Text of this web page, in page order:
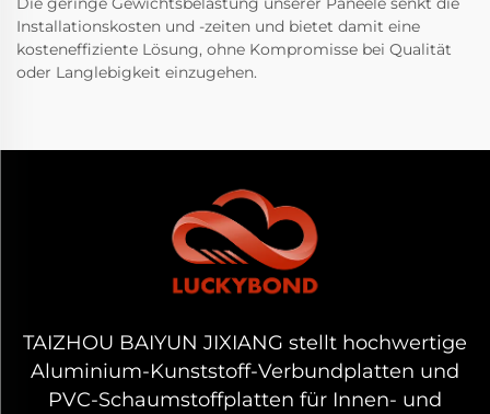
Installationskosten und -zeiten und bietet damit eine
kosteneffiziente Lösung, ohne Kompromisse bei Qualität
oder Langlebigkeit einzugehen.
TAIZHOU BAIYUN JIXIANG stellt hochwertige
Aluminium-Kunststoff-Verbundplatten und
PVC-Schaumstoffplatten für Innen- und